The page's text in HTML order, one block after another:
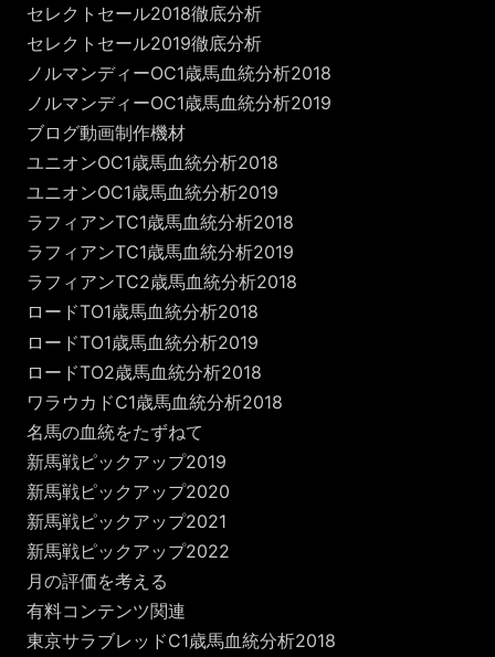
セレクトセール2018徹底分析
セレクトセール2019徹底分析
ノルマンディーOC1歳馬血統分析2018
ノルマンディーOC1歳馬血統分析2019
ブログ動画制作機材
ユニオンOC1歳馬血統分析2018
ユニオンOC1歳馬血統分析2019
ラフィアンTC1歳馬血統分析2018
ラフィアンTC1歳馬血統分析2019
ラフィアンTC2歳馬血統分析2018
ロードTO1歳馬血統分析2018
ロードTO1歳馬血統分析2019
ロードTO2歳馬血統分析2018
ワラウカドC1歳馬血統分析2018
名馬の血統をたずねて
新馬戦ピックアップ2019
新馬戦ピックアップ2020
新馬戦ピックアップ2021
新馬戦ピックアップ2022
月の評価を考える
有料コンテンツ関連
東京サラブレッドC1歳馬血統分析2018